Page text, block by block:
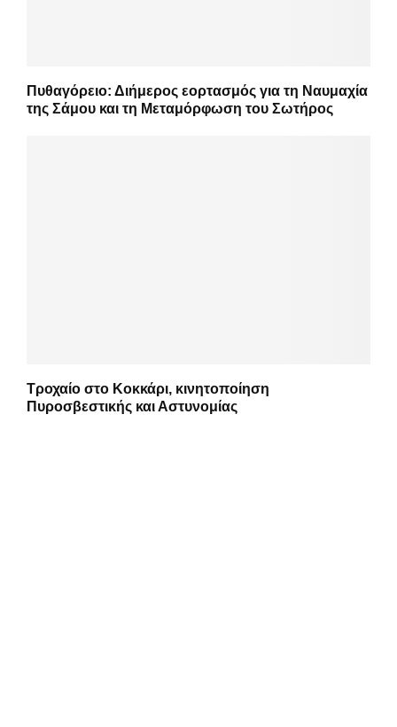
Πυθαγόρειο: Διήμερος εορτασμός για τη Ναυμαχία
της Σάμου και τη Μεταμόρφωση του Σωτήρος
Τροχαίο στο Κοκκάρι, κινητοποίηση
Πυροσβεστικής και Αστυνομίας